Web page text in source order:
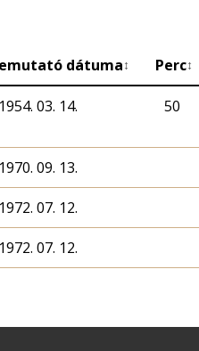
dátuma↕ Perc↕
1954. 03. 14. 50
1970. 09. 13.
1972. 07. 12.
1972. 07. 12.